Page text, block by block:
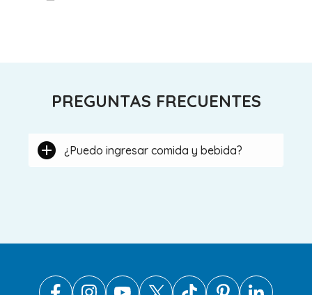
PREGUNTAS FRECUENTES
¿Puedo ingresar comida y bebida?